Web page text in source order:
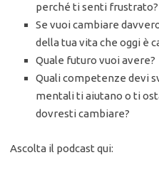
perché ti senti frustrato?
Se vuoi cambiare
della tua vita che oggi è
Quale futuro vuoi avere?
Quali competenze devi
mentali ti aiutano o ti
dovresti cambiare?
Ascolta il podcast qui: